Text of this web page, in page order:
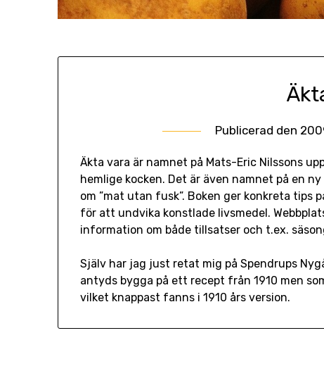
Publicerad den
Äkta vara är namnet på Mats-Eric Nilssons
hemlige kocken. Det är även namnet på en
om ”mat utan fusk”. Boken ger konkreta tips
för att undvika konstlade livsmedel.
information om både tillsatser och t.ex.
Själv har jag just retat mig på Spendrups
antyds bygga på ett recept från 1910 men
vilket knappast fanns i 1910 års version.